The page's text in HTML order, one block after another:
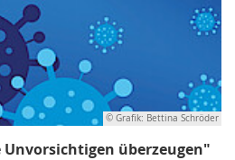
© Grafik: Bettina Schröder
überzeugen"